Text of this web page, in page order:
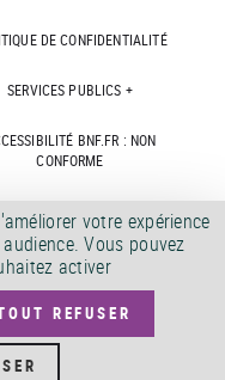
DE CONFIDENTIALITÉ
SERVICES PUBLICS +
BNF.FR : NON
CONFORME
OFFRES D'EMPLOI
CRÉDITS
votre expérience
Vous pouvez
activer
REFUSER